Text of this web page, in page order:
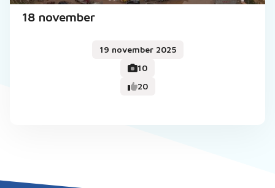
18 november
19 november 2025
10
20